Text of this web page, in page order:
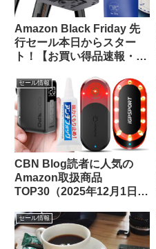
Amazon Black Friday 先
行セール本日からスター
ト！【お買い得品速報・
セール情報
CBN Blog読者に人気の
Amazon取扱商品
TOP30（2025年12月1日
セール情報